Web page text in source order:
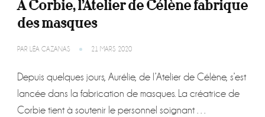
À Corbie, l’Atelier de Célène fabrique
des masques
PAR LÉA CAZANAS 21 MARS 2020
Depuis quelques jours, Aurélie, de l’Atelier de Célène, s’est
lancée dans la fabrication de masques. La créatrice de
Corbie tient à soutenir le personnel soignant …